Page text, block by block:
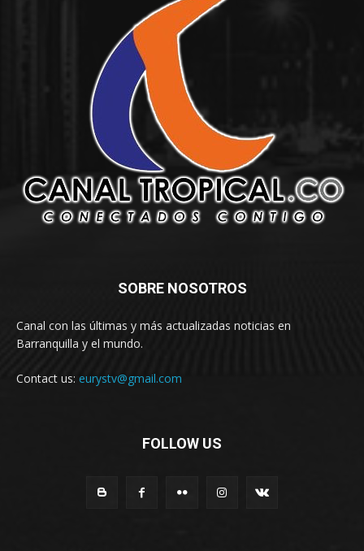
SOBRE NOSOTROS
Canal con las últimas y más actualizadas noticias en
Barranquilla y el mundo.
Contact us: eurystv@gmail.com
FOLLOW US